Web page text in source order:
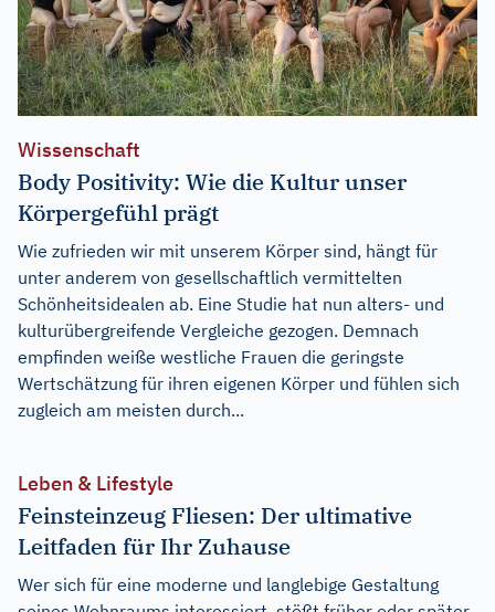
Wissenschaft
Body Positivity: Wie die Kultur unser
Körpergefühl prägt
Wie zufrieden wir mit unserem Körper sind, hängt für
unter anderem von gesellschaftlich vermittelten
Schönheitsidealen ab. Eine Studie hat nun alters- und
kulturübergreifende Vergleiche gezogen. Demnach
empfinden weiße westliche Frauen die geringste
Wertschätzung für ihren eigenen Körper und fühlen sich
zugleich am meisten durch...
Leben & Lifestyle
Feinsteinzeug Fliesen: Der ultimative
Leitfaden für Ihr Zuhause
Wer sich für eine moderne und langlebige Gestaltung